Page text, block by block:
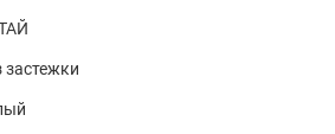
застежки